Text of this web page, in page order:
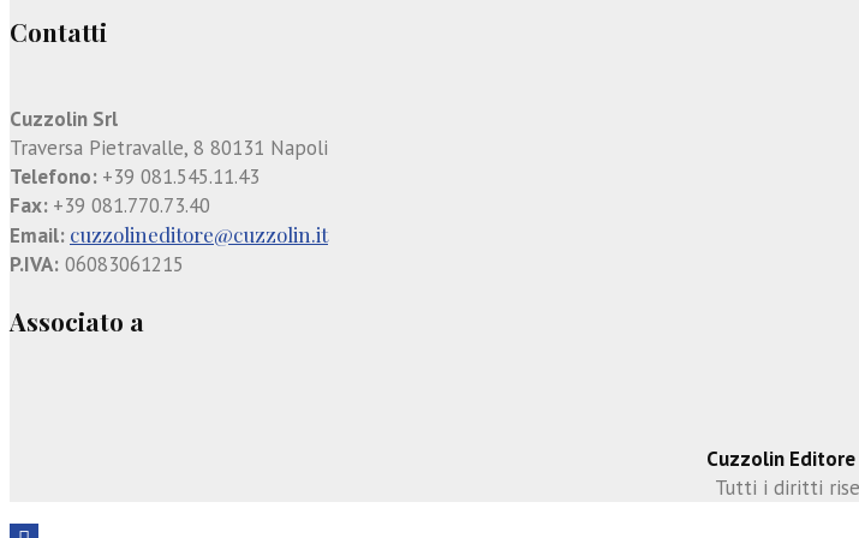
Contatti
Cuzzolin Srl
Traversa Pietravalle, 8 80131 Napoli
Telefono: +39 081.545.11.43
Fax: +39 081.770.73.40
Email: cuzzolineditore@cuzzolin.it
P.IVA: 06083061215
Associato a
Cuzzolin
Tutti i diritti